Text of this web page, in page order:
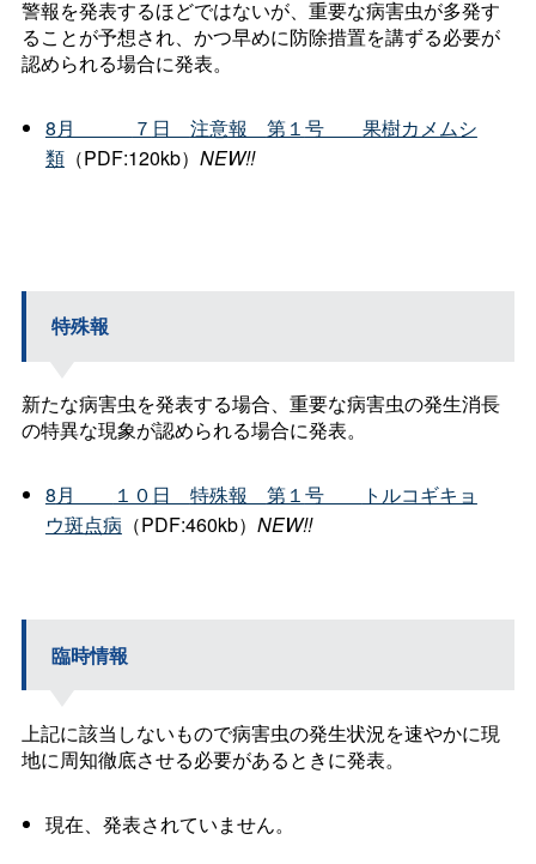
警報を発表するほどではないが、重要な病害虫が多発す
ることが予想され、かつ早めに防除措置を講ずる必要が
認められる場合に発表。
8月 ７ 日 注意報 第１号 果樹カメムシ
類（PDF:120kb） NEW!!
特殊報
新たな病害虫を発表する場合、重要な病害虫の発生消長
の特異な現象が認められる場合に発表。
8月 １０ 日 特殊報 第１号
トルコギキョ
ウ斑点病 （PDF:460kb） NEW!!
臨時情報
上記に該当しないもので病害虫の発生状況を速やかに現
地に周知徹底させる必要があるときに発表。
現在、発表されていません。